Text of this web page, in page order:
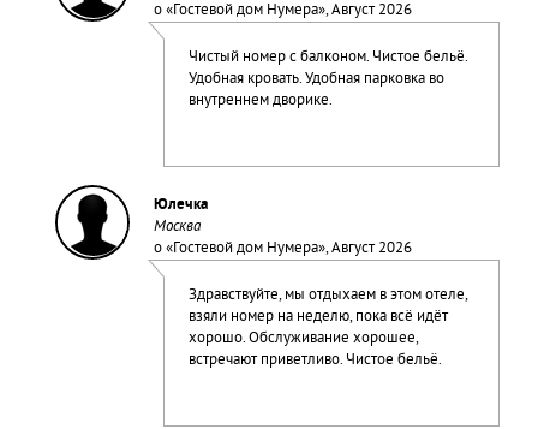
о «Гостевой дом Нумера», Август 2026
Чистый номер с балконом. Чистое бельё.
Удобная кровать. Удобная парковка во
внутреннем дворике.
Юлечка
Москва
о «Гостевой дом Нумера», Август 2026
Здравствуйте, мы отдыхаем в этом отеле,
взяли номер на неделю, пока всё идёт
хорошо. Обслуживание хорошее,
встречают приветливо. Чистое бельё.